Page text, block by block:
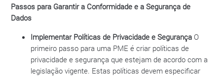
Passos para Garantir a Conformidade e a Segurança de
Dados
Implementar Políticas de Privacidade e Segurança O
primeiro passo para uma PME é criar políticas de
privacidade e segurança que estejam de acordo com a
legislação vigente. Estas políticas devem especificar